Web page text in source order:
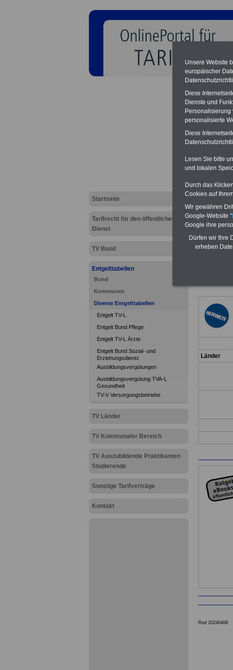
Startseite
Tarifrecht für den öffentlichen
Dienst
TV Bund
Entgelttabellen
Bund
Kommunen
Diverse Entgelttabellen
Entgelt TV-L
Entgelt Bund Pflege
Entgelt TV-L Ärzte
Entgelt Bund Sozial- und
Erziehungsdienst
Ausbildungsvergütungen
Ausbildungsvergütung TVA-L
Gesundheit
TV-V Versorgungsbetriebe
TV Länder
TV Kommunaler Bereich
TV Auszubildende Praktikanten
Studierende
Sonstige Tarifverträge
Kontakt
Länder
Red 20240408
Unsere Website
europäischer
Diese
Dienste und
Personalisierung
personalisierte
Diese
Lesen Sie bitte
und lokalen
Durch das
Cookies auf
Wir gewähren
Google-Website "
Google ihre
Dürfen wir Ihre
erheben